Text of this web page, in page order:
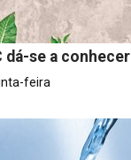
dá-se a conhecer
feira